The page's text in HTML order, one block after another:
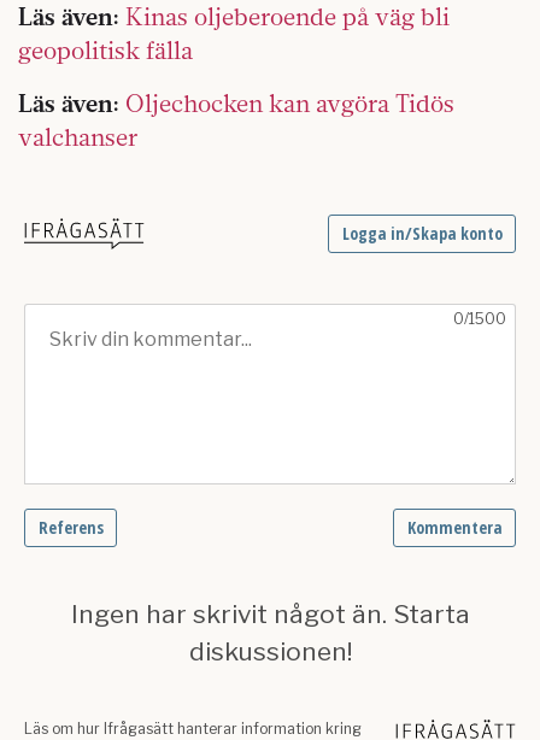
Läs även: Kinas oljeberoende på väg bli
geopolitisk fälla
Läs även: Oljechocken kan avgöra Tidös
valchanser